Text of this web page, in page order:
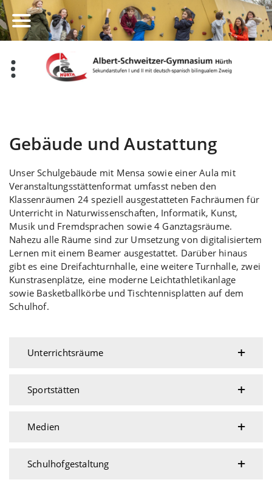
Zum
Inhalt
springen
Gebäude und Austattung
Unser Schulgebäude mit Mensa sowie einer Aula mit
Veranstaltungsstättenformat umfasst neben den
Klassenräumen 24 speziell ausgestatteten Fachräumen für
Unterricht in Naturwissenschaften, Informatik, Kunst,
Musik und Fremdsprachen sowie 4 Ganztagsräume.
Nahezu alle Räume sind zur Umsetzung von digitalisiertem
Lernen mit einem Beamer ausgestattet. Darüber hinaus
gibt es eine Dreifachturnhalle, eine weitere Turnhalle, zwei
Kunstrasenplätze, eine moderne Leichtathletikanlage
sowie Basketballkörbe und Tischtennisplatten auf dem
Schulhof.
Unterrichtsräume
Sportstätten
Medien
Schulhofgestaltung